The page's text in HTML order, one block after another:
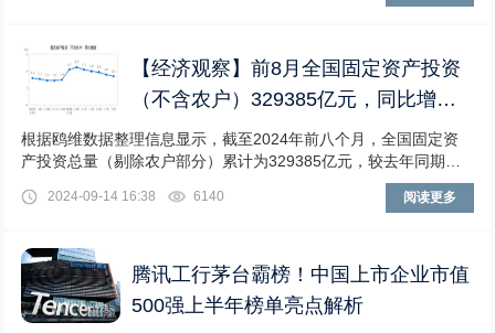
【经济观察】前8月全国固定资产投资
（不含农户）329385亿元，同比增长
3.4%
根据鸥维数据整理信息显示，截至2024年前八个月，全国固定资
产投资总量（剔除农户部分）累计为329385亿元，较去年同期增
2024-09-14 16:38 6140 阅读更多
腾讯工行茅台霸榜！中国上市企业市值
500强上半年榜单亮点解析